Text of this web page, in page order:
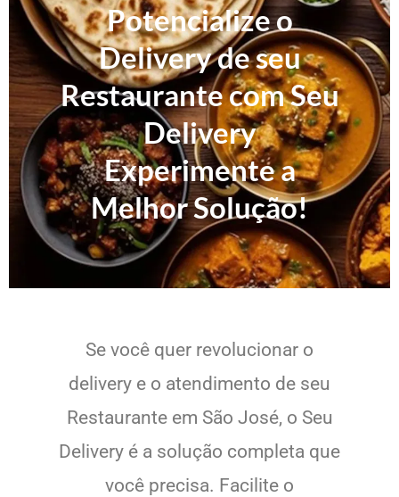
Potencialize o
Delivery de seu
Restaurante com Seu
Delivery
Experimente a
Melhor Solução!
Se você quer revolucionar o
delivery e o atendimento de seu
Restaurante em São José, o Seu
Delivery é a solução completa que
você precisa. Facilite o